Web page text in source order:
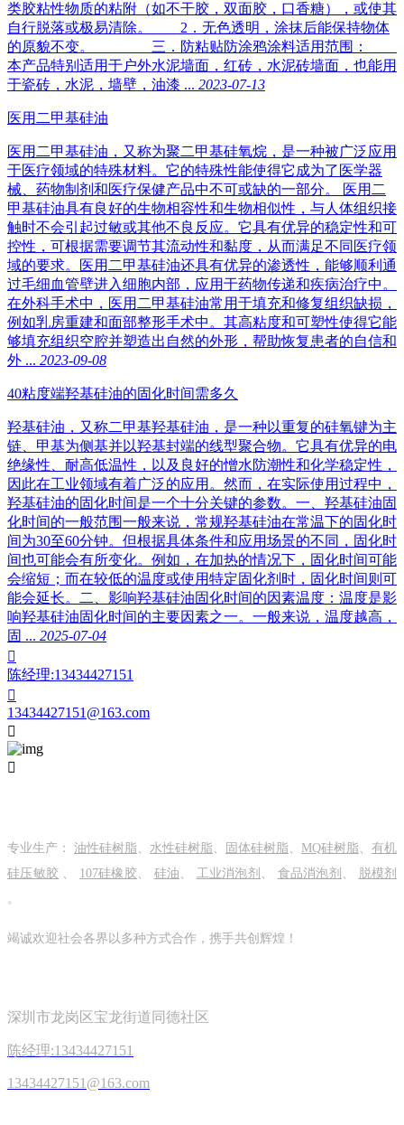
类胶粘性物质的粘附（如不干胶，双面胶，口香糖），或使其
自行脱落或极易清除。 2．无色透明，涂抹后能保持物体
的原貌不变。 三．防粘贴防涂鸦涂料适用范围：
本产品特别适用于户外水泥墙面，红砖，水泥砖墙面，也能用
于瓷砖，水泥，墙壁，油漆 ... 2023-07-13
医用二甲基硅油
医用二甲基硅油，又称为聚二甲基硅氧烷，是一种被广泛应用
于医疗领域的特殊材料。它的特殊性能使得它成为了医学器
械、药物制剂和医疗保健产品中不可或缺的一部分。 医用二
甲基硅油具有良好的生物相容性和生物相似性，与人体组织接
触时不会引起过敏或其他不良反应。它具有优异的稳定性和可
控性，可根据需要调节其流动性和黏度，从而满足不同医疗领
域的要求。医用二甲基硅油还具有优异的渗透性，能够顺利通
过毛细血管壁进入细胞内部，应用于药物传递和疾病治疗中。
在外科手术中，医用二甲基硅油常用于填充和修复组织缺损，
例如乳房重建和面部整形手术中。其高粘度和可塑性使得它能
够填充组织空腔并塑造出自然的外形，帮助恢复患者的自信和
外 ... 2023-09-08
40粘度端羟基硅油的固化时间需多久
羟基硅油，又称二甲基羟基硅油，是一种以重复的硅氧键为主
链、甲基为侧基并以羟基封端的线型聚合物。它具有优异的电
绝缘性、耐高低温性，以及良好的憎水防潮性和化学稳定性，
因此在工业领域有着广泛的应用。然而，在实际使用过程中，
羟基硅油的固化时间是一个十分关键的参数。一、羟基硅油固
化时间的一般范围一般来说，常规羟基硅油在常温下的固化时
间为30至60分钟。但根据具体条件和应用场景的不同，固化时
间也可能会有所变化。例如，在加热的情况下，固化时间可能
会缩短；而在较低的温度或使用特定固化剂时，固化时间则可
能会延长。二、影响羟基硅油固化时间的因素温度：温度是影
响羟基硅油固化时间的主要因素之一。一般来说，温度越高，
固 ... 2025-07-04

陈经理:13434427151

13434427151@163.com


专业生产： 油性硅树脂 、 水性硅树脂 、 固体硅树脂 、 MQ硅树脂 、 有机
硅压敏胶 、 107硅橡胶、 硅油 、 工业消泡剂 、 食品消泡剂 、 脱模剂
。
竭诚欢迎社会各界以多种方式合作，携手共创辉煌！
深圳市龙岗区宝龙街道同德社区
陈经理:13434427151
13434427151@163.com